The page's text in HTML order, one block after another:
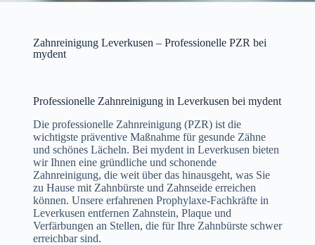
Zahnreinigung Leverkusen – Professionelle PZR bei
mydent
Professionelle Zahnreinigung in Leverkusen bei mydent
Die professionelle Zahnreinigung (PZR) ist die
wichtigste präventive Maßnahme für gesunde Zähne
und schönes Lächeln. Bei mydent in Leverkusen bieten
wir Ihnen eine gründliche und schonende
Zahnreinigung, die weit über das hinausgeht, was Sie
zu Hause mit Zahnbürste und Zahnseide erreichen
können. Unsere erfahrenen Prophylaxe-Fachkräfte in
Leverkusen entfernen Zahnstein, Plaque und
Verfärbungen an Stellen, die für Ihre Zahnbürste schwer
erreichbar sind.